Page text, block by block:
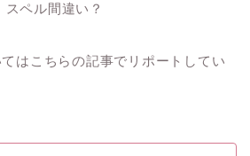
スペル間違い？
はこちらの記事でリポートしてい